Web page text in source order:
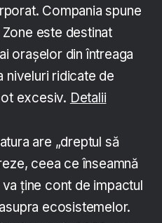
Compania spune
este destinat
orașelor din întreaga
niveluri ridicate de
excesiv. Detalii
are „dreptul să
ceea ce înseamnă
ține cont de impactul
ecosistemelor.